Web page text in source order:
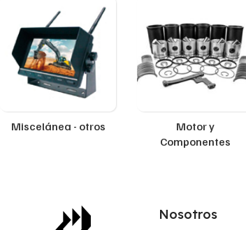
Miscelánea - otros
Motor y
Componentes
Nosotros